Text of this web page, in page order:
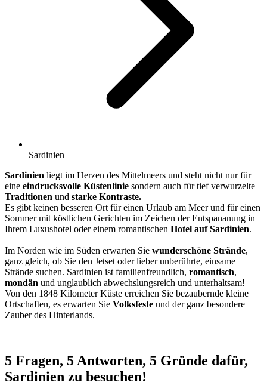
Sardinien
Sardinien liegt im Herzen des Mittelmeers und steht nicht nur für
eine eindrucksvolle Küstenlinie sondern auch für tief verwurzelte
Traditionen und starke Kontraste.
Es gibt keinen besseren Ort für einen Urlaub am Meer und für einen
Sommer mit köstlichen Gerichten im Zeichen der Entspananung in
Ihrem Luxushotel oder einem romantischen Hotel auf Sardinien.
Im Norden wie im Süden erwarten Sie wunderschöne Strände,
ganz gleich, ob Sie den Jetset oder lieber unberührte, einsame
Strände suchen. Sardinien ist familienfreundlich, romantisch,
mondän und unglaublich abwechslungsreich und unterhaltsam!
Von den 1848 Kilometer Küste erreichen Sie bezaubernde kleine
Ortschaften, es erwarten Sie Volksfeste und der ganz besondere
Zauber des Hinterlands.
5 Fragen, 5 Antworten, 5 Gründe dafür,
Sardinien zu besuchen!